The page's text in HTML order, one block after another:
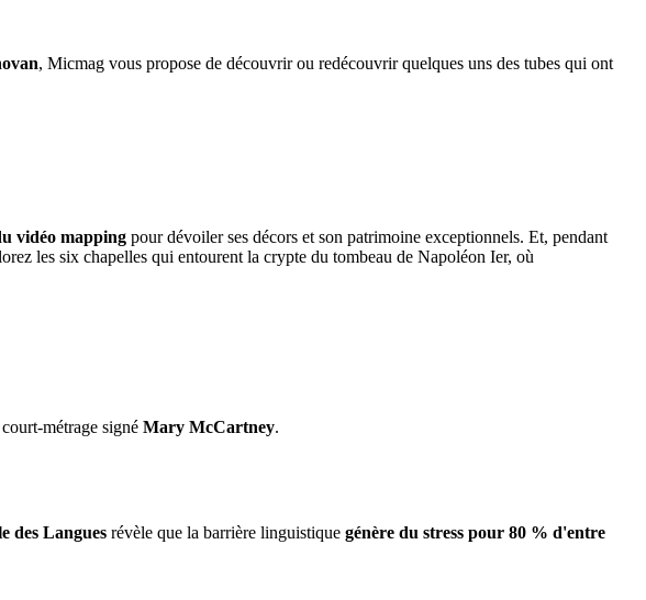
, Micmag vous propose de découvrir ou redécouvrir quelques uns des tubes qui ont
vidéo mapping pour dévoiler ses décors et son patrimoine exceptionnels. Et, pendant
les six chapelles qui entourent la crypte du tombeau de Napoléon Ier, où
métrage signé Mary McCartney.
des Langues révèle que la barrière linguistique génère du stress pour 80 % d'entre